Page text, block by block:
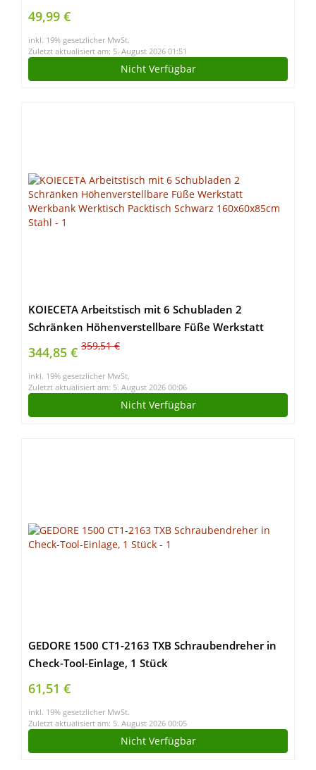
x 60 x 2 cm Erweiterbar Zubehör Wandregal
Werkzeugaufbewahrung Schwarz
49,99 €
inkl. 19% gesetzlicher MwSt.
Zuletzt aktualisiert am: 5. August 2026 01:51
Nicht Verfügbar
KOIECETA Arbeitstisch mit 6 Schubladen 2
Schränken Höhenverstellbare Füße Werkstatt
Werkbank Werktisch Packtisch Schwarz
160x60x85cm Stahl
344,85 € 359,51 €
inkl. 19% gesetzlicher MwSt.
Zuletzt aktualisiert am: 5. August 2026 00:06
Nicht Verfügbar
GEDORE 1500 CT1-2163 TXB Schraubendreher in
Check-Tool-Einlage, 1 Stück
61,51 €
inkl. 19% gesetzlicher MwSt.
Zuletzt aktualisiert am: 5. August 2026 00:05
Nicht Verfügbar